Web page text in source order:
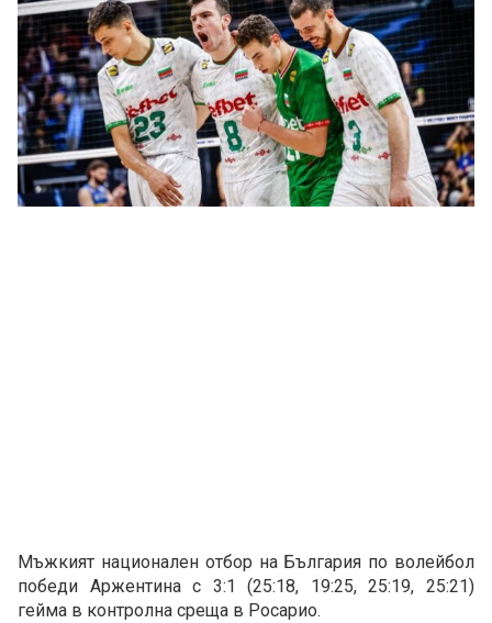
Мъжкият национален отбор на България по волейбол
победи Аржентина с 3:1 (25:18, 19:25, 25:19, 25:21)
гейма в контролна среща в Росарио.